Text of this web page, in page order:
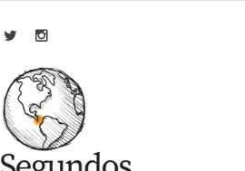
TwitterInstagram